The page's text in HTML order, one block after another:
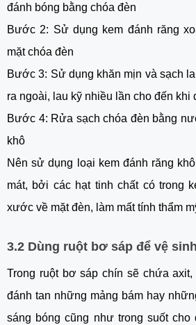
đánh bóng bằng chóa đèn
Bước 2: Sử dụng kem đánh răng
mặt chóa đèn
Bước 3: Sử dụng khăn mịn và sạch
ra ngoài, lau kỹ nhiều lần cho đến khi
Bước 4: Rửa sạch chóa đèn bằng
khô
Nên sử dụng loại kem đánh răng
mát, bởi các hạt tinh chất có trong
xước về mặt đèn, làm mất tính thẩm
3.2 Dùng ruột bơ sáp để vệ
Trong ruột bơ sáp chín sẽ chứa
đánh tan những mảng bám hay
sáng bóng cũng như trong suốt cho